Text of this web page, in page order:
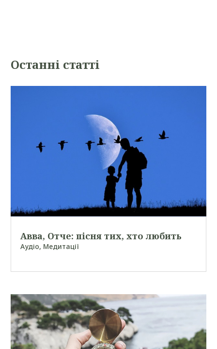
Oстанні статті
Авва, Отче: пісня тих, хто любить
Аудіо, Медитації